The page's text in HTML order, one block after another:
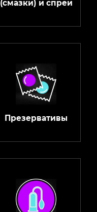
(смазки) и спреи
Презервативы